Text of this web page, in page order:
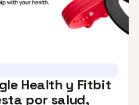
Health y Fitbit
por salud,